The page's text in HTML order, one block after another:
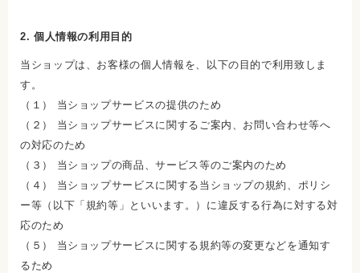
2. 個人情報の利用目的
当ショップは、お客様の個人情報を、以下の目的で利用致しま
す。
（１） 当ショップサービスの提供のため
（２） 当ショップサービスに関するご案内、お問い合わせ等へ
の対応のため
（３） 当ショップの商品、サービス等のご案内のため
（４） 当ショップサービスに関する当ショップの規約、ポリシ
ー等（以下「規約等」といいます。）に違反する行為に対する対
応のため
（５） 当ショップサービスに関する規約等の変更などを通知す
るため